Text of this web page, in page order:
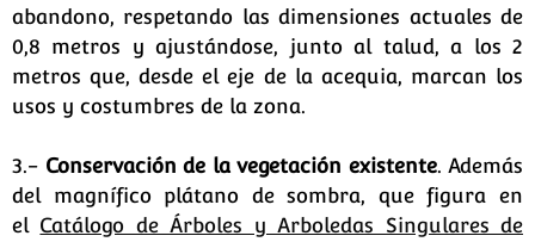
abandono, respetando las dimensiones actuales de
0,8 metros y ajustándose, junto al talud, a los 2
metros que, desde el eje de la acequia, marcan los
usos y costumbres de la zona.
3.- Conservación de la vegetación existente. Además
del magnífico plátano de sombra, que figura en
el Catálogo de Árboles y Arboledas Singulares de